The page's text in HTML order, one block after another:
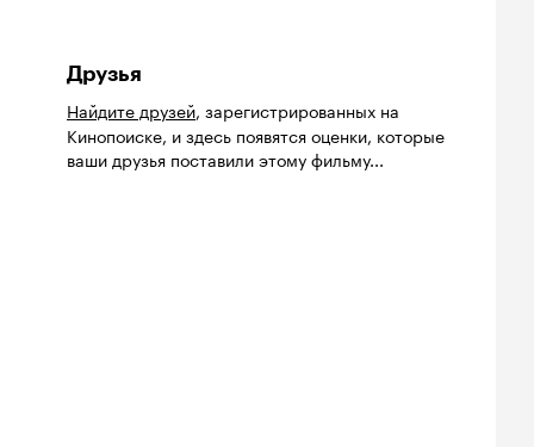
Друзья
Найдите друзей, зарегистрированных на
Кинопоиске, и здесь появятся оценки, которые
ваши друзья поставили этому фильму...